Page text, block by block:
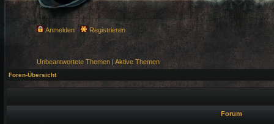
Anmelden Registrieren
Unbeantwortete Themen | Aktive Themen
Foren-Übersicht
Forum